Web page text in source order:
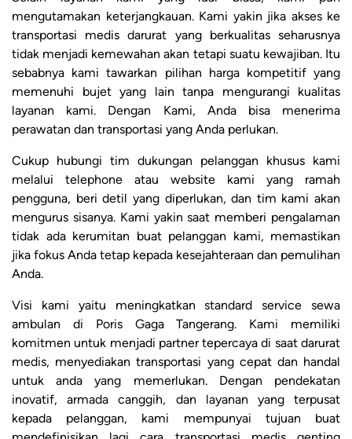
mengutamakan keterjangkauan. Kami yakin jika akses ke
transportasi medis darurat yang berkualitas seharusnya
tidak menjadi kemewahan akan tetapi suatu kewajiban. Itu
sebabnya kami tawarkan pilihan harga kompetitif yang
memenuhi bujet yang lain tanpa mengurangi kualitas
layanan kami. Dengan Kami, Anda bisa menerima
perawatan dan transportasi yang Anda perlukan.
Cukup hubungi tim dukungan pelanggan khusus kami
melalui telephone atau website kami yang ramah
pengguna, beri detil yang diperlukan, dan tim kami akan
mengurus sisanya. Kami yakin saat memberi pengalaman
tidak ada kerumitan buat pelanggan kami, memastikan
jika fokus Anda tetap kepada kesejahteraan dan pemulihan
Anda.
Visi kami yaitu meningkatkan standard service sewa
ambulan di Poris Gaga Tangerang. Kami memiliki
komitmen untuk menjadi partner tepercaya di saat darurat
medis, menyediakan transportasi yang cepat dan handal
untuk anda yang memerlukan. Dengan pendekatan
inovatif, armada canggih, dan layanan yang terpusat
kepada pelanggan, kami mempunyai tujuan buat